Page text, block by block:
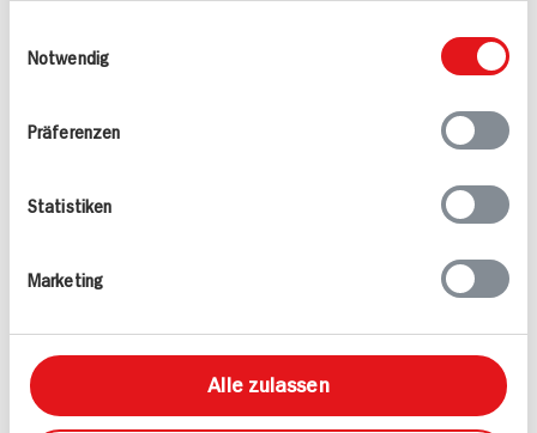
bereitgestellt haben oder die sie im Rahmen
Notwendig
Präferenzen
Statistiken
Marketing
Alle zulassen
Folgen Sie uns auf TikTok
Angebote & Coupons
Rezepte
Sortiment
Marktfinder
Unser Magazin